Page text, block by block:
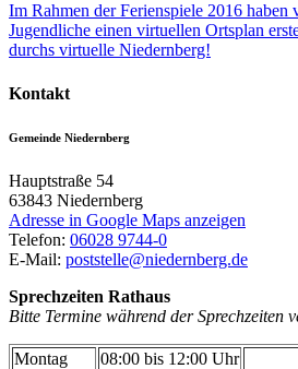
Im Rahmen der Ferienspiele 2016 haben
Jugendliche einen virtuellen Ortsplan
durchs virtuelle Niedernberg!
Kontakt
Gemeinde Niedernberg
Hauptstraße 54
63843 Niedernberg
Adresse in Google Maps anzeigen
Telefon: 06028 9744-0
E-Mail: poststelle@niedernberg.de
Sprechzeiten Rathaus
Bitte Termine während der Sprechzeiten
Montag
08:00 bis 12:00 Uhr